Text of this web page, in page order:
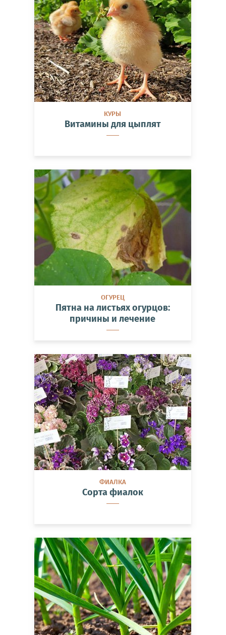
КУРЫ
Витамины для цыплят
ОГУРЕЦ
Пятна на листьях огурцов:
причины и лечение
ФИАЛКА
Сорта фиалок